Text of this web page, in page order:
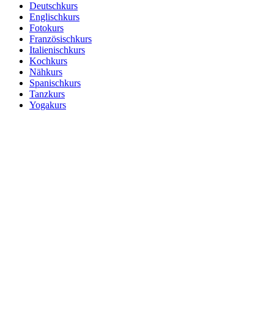
Deutschkurs
Englischkurs
Fotokurs
Französischkurs
Italienischkurs
Kochkurs
Nähkurs
Spanischkurs
Tanzkurs
Yogakurs